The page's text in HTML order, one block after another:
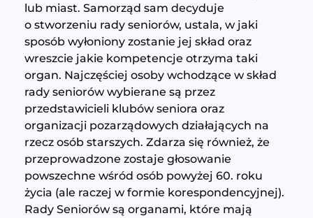
lub miast. Samorząd sam decyduje
o stworzeniu rady seniorów, ustala, w jaki
sposób wyłoniony zostanie jej skład oraz
wreszcie jakie kompetencje otrzyma taki
organ. Najczęściej osoby wchodzące w skład
rady seniorów wybierane są przez
przedstawicieli klubów seniora oraz
organizacji pozarządowych działających na
rzecz osób starszych. Zdarza się również, że
przeprowadzone zostaje głosowanie
powszechne wśród osób powyżej 60. roku
życia (ale raczej w formie korespondencyjnej).
Rady Seniorów są organami, które mają